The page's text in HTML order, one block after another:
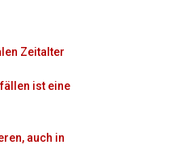
Zeitalter
ist eine
auch in